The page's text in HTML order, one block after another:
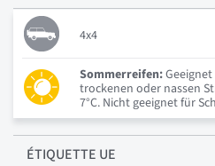
4x4
Sommerreifen:
trockenen oder nassen
7°C. Nicht geeignet für
ÉTIQUETTE UE